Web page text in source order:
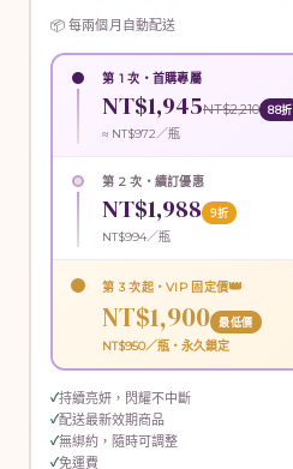
📦 每兩個月自動配送
第 1 次・首購專屬
NT$1,945NT$2,210 88折
≈ NT$972／瓶
第 2 次・續訂優惠
NT$1,988 9折
NT$994／瓶
第 3 次起・VIP 固定價👑
NT$1,900 最低價
NT$950／瓶・永久鎖定
持續亮妍，閃耀不中斷
配送最新效期商品
無綁約，隨時可調整
免運費